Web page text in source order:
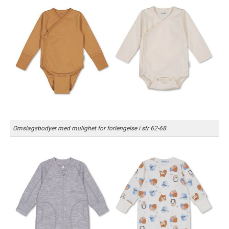
Omslagsbodyer med mulighet for forlengelse i str 62-68.